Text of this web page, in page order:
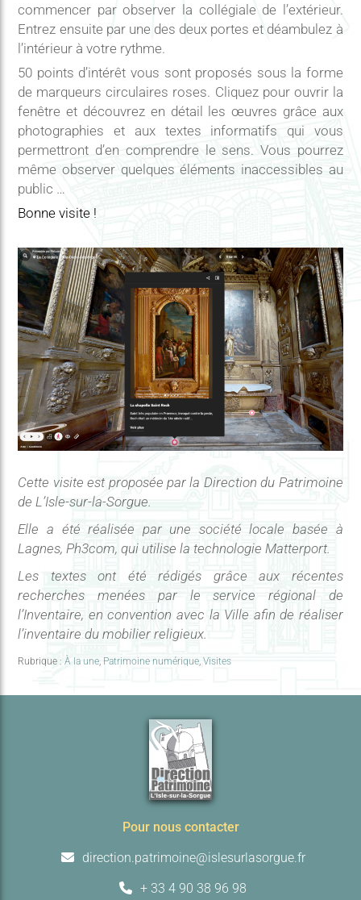
commencer par observer la collégiale de l’extérieur.
Entrez ensuite par une des deux portes et déambulez à
l’intérieur à votre rythme.
50 points d’intérêt vous sont proposés sous la forme
de marqueurs circulaires roses. Cliquez pour ouvrir la
fenêtre et découvrez en détail les œuvres grâce aux
photographies et aux textes informatifs qui vous
permettront d’en comprendre le sens. Vous pourrez
même observer quelques éléments inaccessibles au
public …
Bonne visite !
Cette visite est proposée par la Direction du Patrimoine
de L’Isle-sur-la-Sorgue.
Elle a été réalisée par une société locale basée à
Lagnes, Ph3com, qui utilise la technologie Matterport.
Les textes ont été rédigés grâce aux récentes
recherches menées par le service régional de
l’Inventaire, en convention avec la Ville afin de réaliser
l’inventaire du mobilier religieux.
Rubrique :À la une Patrimoine numérique ,Visites
Pour nous contacter
direction.patrimoine@islesurlasorgue.fr
+ 33 4 90 38 96 98